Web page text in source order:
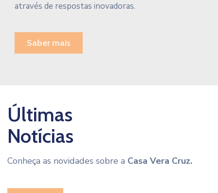
através de respostas inovadoras.
Saber mais
Últimas
Notícias
Conheça as novidades sobre a Casa Vera Cruz.